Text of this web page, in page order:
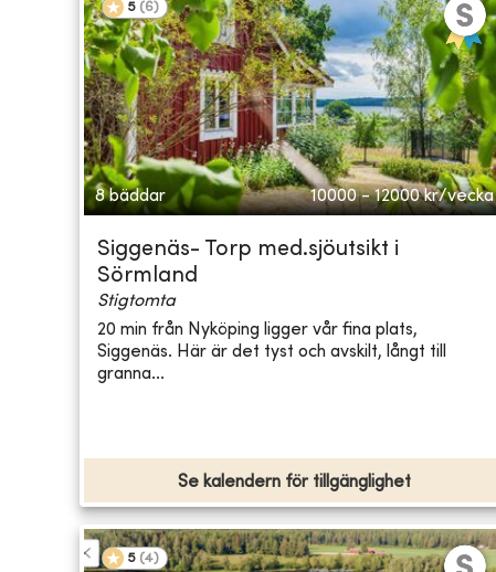
5 (6)
8 bäddar 10000 - 12000 kr/vecka
Siggenäs- Torp med.sjöutsikt i
Sörmland
Stigtomta
20 min från Nyköping ligger vår fina plats,
Siggenäs. Här är det tyst och avskilt, långt till
granna...
Se kalendern för tillgänglighet
5 (4)